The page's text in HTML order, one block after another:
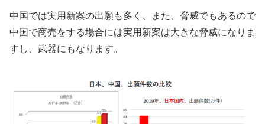
中国では実用新案の出願も多く、また、脅威でもあるので
中国で商売をする場合には実用新案は大きな脅威になりま
すし、武器にもなります。